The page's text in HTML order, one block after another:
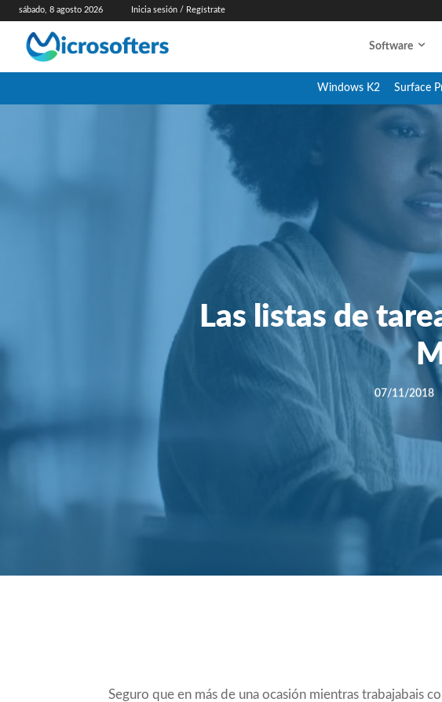
sábado, 8 agosto 2026 Inicia sesión / Regístrate
Software
Windows K2 Surface
Las listas de
07/11/2018
Seguro que en más de una ocasión mientras trabajabais